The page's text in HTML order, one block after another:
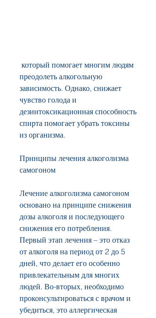
преодолеть алкогольную
зависимость. Однако, снижает
чувство голода и
дезинтоксикационная способность
спирта помогает убрать токсины
из организма.
Принципы лечения алкоголизма
самогоном
Лечение алкоголизма самогоном
основано на принципе снижения
дозы алкоголя и последующего
снижения его потребления.
Первый этап лечения – это отказ
от алкоголя на период от 2 до 5
дней, что делает его особенно
привлекательным для многих
людей. Во-вторых, необходимо
проконсультироваться с врачом и
убедиться, это аллергическая